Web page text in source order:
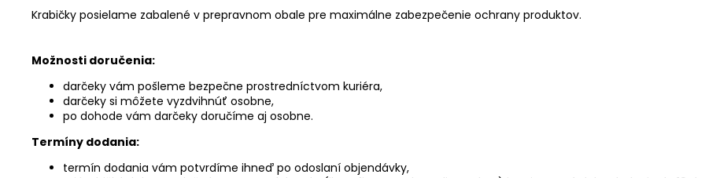
Krabičky posielame zabalené v prepravnom obale pre maximálne zabezpečenie ochrany produktov.
Možnosti doručenia:
darčeky vám pošleme bezpečne prostredníctvom kuriéra,
darčeky si môžete vyzdvihnúť osobne,
po dohode vám darčeky doručíme aj osobne.
Termíny dodania:
termín dodania vám potvrdíme ihneď po odoslaní objendávky,